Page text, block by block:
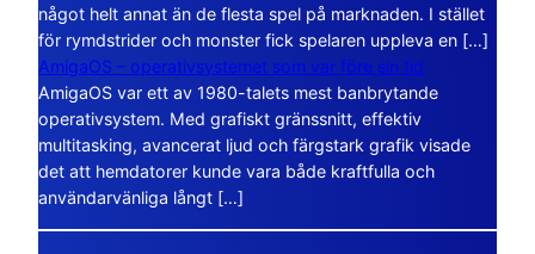
något helt annat än de flesta spel på marknaden. I stället
för rymdstrider och monster fick spelaren uppleva en […]
AmigaOS – operativsystemet som var före sin tid
AmigaOS var ett av 1980-talets mest banbrytande
operativsystem. Med grafiskt gränssnitt, effektiv
multitasking, avancerat ljud och färgstark grafik visade
det att hemdatorer kunde vara både kraftfulla och
användarvänliga långt […]